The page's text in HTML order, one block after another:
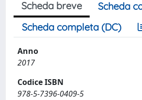
Scheda breve
Scheda
Scheda completa (DC)
Anno
2017
Codice ISBN
978-5-7396-0409-5